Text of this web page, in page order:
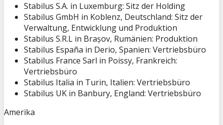
Stabilus S.A. in Luxemburg: Sitz der Holding
Stabilus GmbH in Koblenz, Deutschland: Sitz der
Verwaltung, Entwicklung und Produktion
Stabilus S.R.L in Brașov, Rumänien: Produktion
Stabilus España in Derio, Spanien: Vertriebsbüro
Stabilus France Sarl in Poissy, Frankreich:
Vertriebsbüro
Stabilus Italia in Turin, Italien: Vertriebsbüro
Stabilus UK in Banbury, England: Vertriebsbüro
Amerika